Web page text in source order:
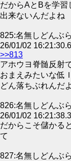
だからAとBを学
出来ないんだよね
825:名無しどんぶ
26/01/02
>>813
アホウヨ脊髄反射
おまえみたいな低
どん落ちぶれんだ
826:名無しどんぶ
26/01/02
だからこそ儲かる
て
827:名無しどんぶ